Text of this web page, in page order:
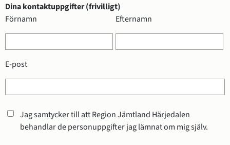
Dina kontaktuppgifter (frivilligt)
Dina kontaktuppgifter (frivilligt)
Förnamn Efternamn
E-post
Jag samtycker till att Region Jämtland Härjedalen
behandlar de personuppgifter jag lämnat om mig själv.